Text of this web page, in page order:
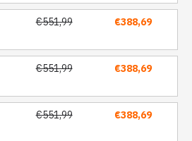
€551,99 €388,69
€551,99 €388,69
€551,99 €388,69